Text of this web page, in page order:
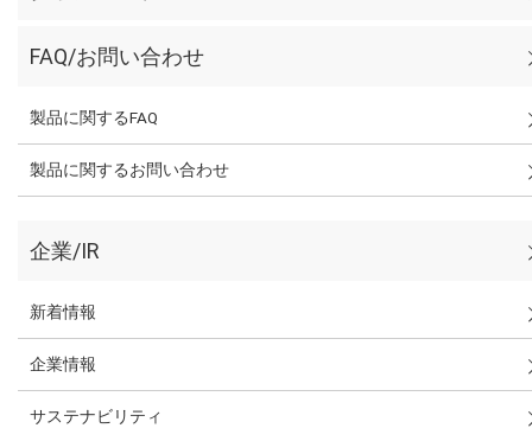
FAQ/お問い合わせ
製品に関するFAQ
製品に関するお問い合わせ
企業/IR
新着情報
企業情報
サステナビリティ